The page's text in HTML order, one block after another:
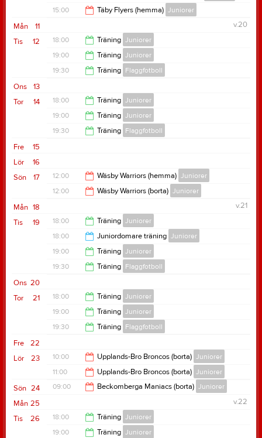
13:00
15:00 Täby Flyers (hemma) Juniorer
16:00
11
Mån
v.20
12
Tis 18:00 Träning Juniorer
19:30
19:00 Träning Juniorer
19:30 Träning Flaggfotboll
21:00
13
Ons
14
Tor 18:00 Träning Juniorer
19:30
19:00 Träning Juniorer
19:30 Träning Flaggfotboll
15
Fre
16
Lör
17
Sön 12:00 Wäsby Warriors (hemma) Juniorer
12:00 Wäsby Warriors (borta) Juniorer
14:00
18
Mån
v.21
19
Tis 18:00 Träning Juniorer
19:30
18:00 Juniordomare träning Juniorer
19:30
19:00 Träning Juniorer
19:30 Träning Flaggfotboll
21:00
20
Ons
21
Tor 18:00 Träning Juniorer
19:30
19:00 Träning Juniorer
19:30 Träning Flaggfotboll
21:00
22
Fre
23
Lör 10:00 Upplands-Bro Broncos (borta) Juniorer
15:00
11:00 Upplands-Bro Broncos (borta) Juniorer
24
Sön 09:00 Beckomberga Maniacs (borta) Juniorer
14:00
25
Mån
v.22
26
Tis 18:00 Träning Juniorer
19:00
Träning Juniorer